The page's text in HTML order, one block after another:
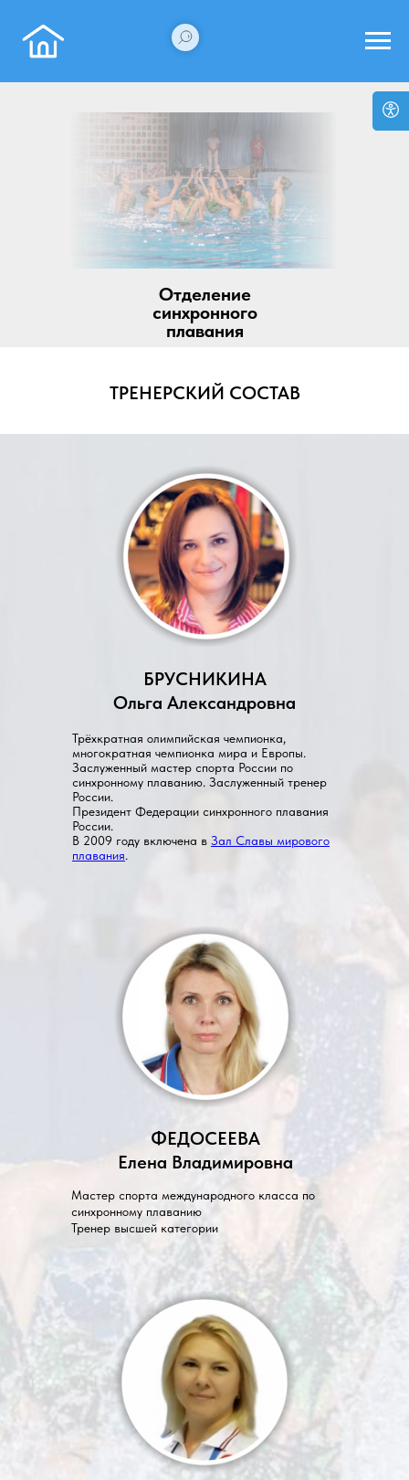
Отделение
синхронного
плавания
ТРЕНЕРСКИЙ СОСТАВ
БРУСНИКИНА
Ольга Александровна
Трёхкратная олимпийская чемпионка,
многократная чемпионка мира и Европы.
Заслуженный мастер спорта России по
синхронному плаванию. Заслуженный тренер
России.
Президент Федерации синхронного плавания
России.
В 2009 году включена в Зал Славы мирового
плавания.
ФЕДОСЕЕВА
Елена Владимировна
Мастер спорта международного класса по
синхронному плаванию
Тренер высшей категории